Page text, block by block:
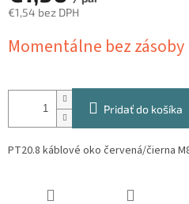
€1,54 bez DPH
cena:
Momentálne bez zásoby
Pridať do košíka
PT20.8 káblové oko červená/čierna